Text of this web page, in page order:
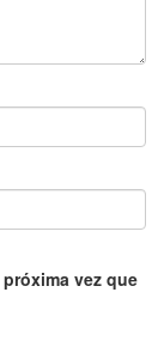
vez que